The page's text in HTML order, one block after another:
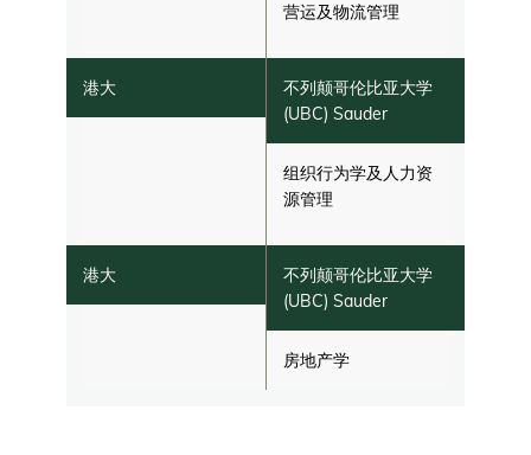
营运及物流管理
组织行为学及人力资
源管理
房地产学